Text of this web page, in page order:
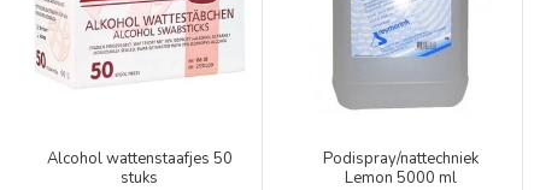
Alcohol wattenstaafjes 50
stuks
Podispray/nattechniek
Lemon 5000 ml